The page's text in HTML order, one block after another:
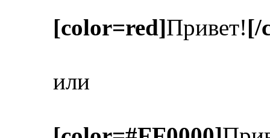
[color=red]Привет![/
или